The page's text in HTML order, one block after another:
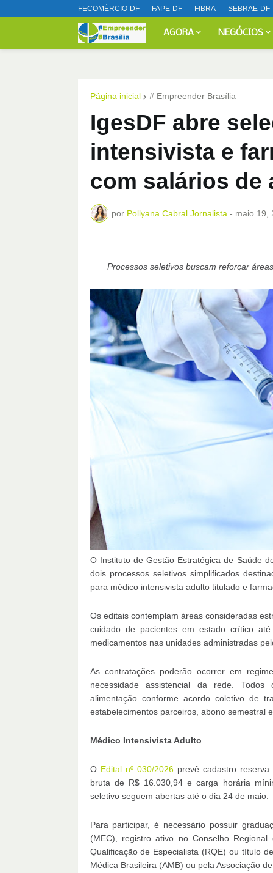
FECOMÉRCIO-DF FAPE-DF FIBRA SEBRAE-DF
AGORA NEGÓCIOS
Página inicial # Empreender Brasília
IgesDF abre
intensivista e
com salários de
por Pollyana Cabral Jornalista - maio 19,
Processos seletivos buscam reforçar
O Instituto de Gestão Estratégica de Saúde
dois processos seletivos simplificados
para médico intensivista adulto titulado e
Os editais contemplam áreas consideradas
cuidado de pacientes em estado crítico
medicamentos nas unidades administradas
As contratações poderão ocorrer em
necessidade assistencial da rede. Todos
alimentação conforme acordo coletivo de
estabelecimentos parceiros, abono semestral
Médico Intensivista Adulto
O Edital nº 030/2026prevê cadastro reserva
bruta de R$ 16.030,94 e carga horária
seletivo seguem abertas até o dia 24 de maio.
Para participar, é necessário possuir
(MEC), registro ativo no Conselho
Qualificação de Especialista (RQE) ou título
Médica Brasileira (AMB) ou pela Associação